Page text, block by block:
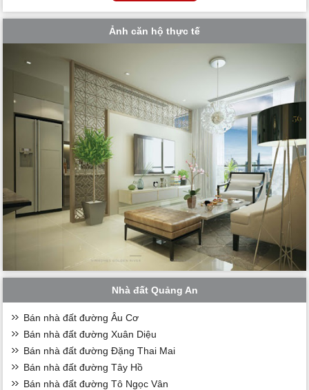
Ảnh căn hộ thực tế
Nhà đất Quảng An
Bán nhà đất đường Âu Cơ
Bán nhà đất đường Xuân Diệu
Bán nhà đất đường Đặng Thai Mai
Bán nhà đất đường Tây Hồ
Bán nhà đất đường Tô Ngọc Vân